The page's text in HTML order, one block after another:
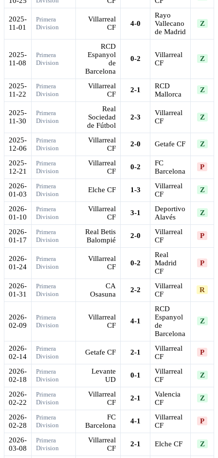
2025-
11-01
Primera
Division
Villarreal
CF
4-0
Rayo
Vallecano
de Madrid
Z
2025-
11-08
Primera
Division
RCD
Espanyol
de
Barcelona
0-2
Villarreal
CF
Z
2025-
11-22
Primera
Division
Villarreal
CF
2-1
RCD
Mallorca
Z
2025-
11-30
Primera
Division
Real
Sociedad
de Fútbol
2-3
Villarreal
CF
Z
2025-
12-06
Primera
Division
Villarreal
CF
2-0 Getafe CF Z
2025-
12-21
Primera
Division
Villarreal
CF
0-2
FC
Barcelona
P
2026-
01-03
Primera
Division
Elche CF 1-3
Villarreal
CF
Z
2026-
01-10
Primera
Division
Villarreal
CF
3-1
Deportivo
Alavés
Z
2026-
01-17
Primera
Division
Real Betis
Balompié
2-0
Villarreal
CF
P
2026-
01-24
Primera
Division
Villarreal
CF
0-2
Real
Madrid
CF
P
2026-
01-31
Primera
Division
CA
Osasuna
2-2
Villarreal
CF
R
2026-
02-09
Primera
Division
Villarreal
CF
4-1
RCD
Espanyol
de
Barcelona
Z
2026-
02-14
Primera
Division
Getafe CF 2-1
Villarreal
CF
P
2026-
02-18
Primera
Division
Levante
UD
0-1
Villarreal
CF
Z
2026-
02-22
Primera
Division
Villarreal
CF
2-1
Valencia
CF
Z
2026-
02-28
Primera
Division
FC
Barcelona
4-1
Villarreal
CF
P
2026-
03-08
Primera
Division
Villarreal
CF
2-1 Elche CF Z